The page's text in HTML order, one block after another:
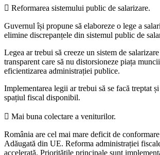
 Reformarea sistemului public de salarizare.
Guvernul își propune să elaboreze o lege a
elimine discrepanțele din sistemul public de
Legea ar trebui să creeze un sistem de
transparent care să nu distorsioneze piața
eficientizarea administrației publice.
Implementarea legii ar trebui să se facă treptat
spațiul fiscal disponibil.
 Mai buna colectare a veniturilor.
România are cel mai mare deficit de
Adăugată din UE. Reforma administrației
accelerată. Prioritățile principale sunt